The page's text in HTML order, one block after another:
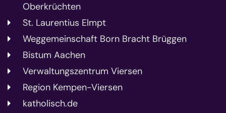
Oberkrüchten
St. Laurentius Elmpt
Weggemeinschaft Born Bracht Brüggen
Bistum Aachen
Verwaltungszentrum Viersen
Region Kempen-Viersen
katholisch.de